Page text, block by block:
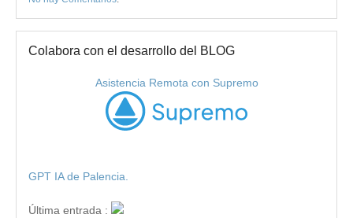
Colabora con el desarrollo del BLOG
Asistencia Remota con Supremo
GPT IA de Palencia.
Última entrada :